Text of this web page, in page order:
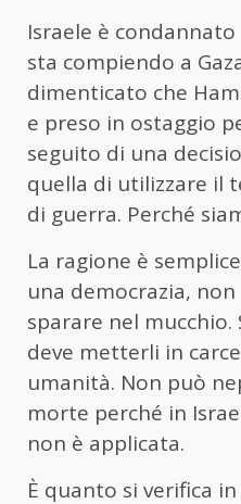
Israele è
sta compiendo a
dimenticato che
e preso in ostaggio
seguito di una
quella di utilizzare il
di guerra. Perché
La ragione è
una democrazia,
sparare nel
deve metterli in
umanità. Non può
morte perché in
non è applicata.
È quanto si verifica